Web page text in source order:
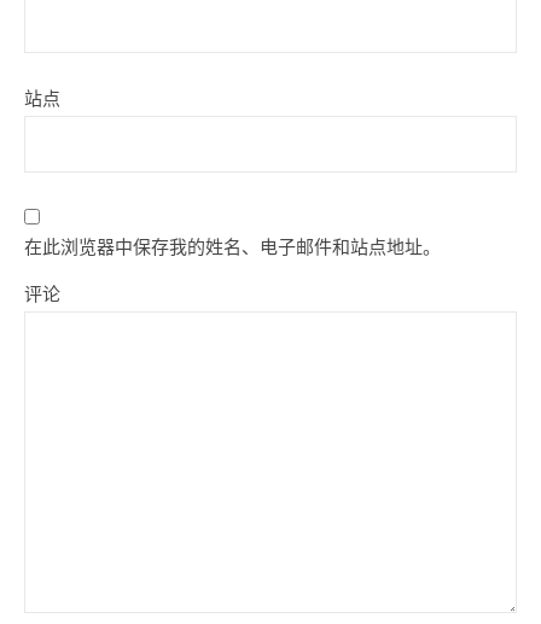
站点
在此浏览器中保存我的姓名、电子邮件和站点地址。
评论